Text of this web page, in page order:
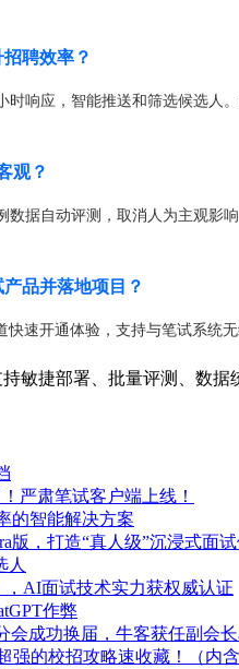
聘效率？
响应，智能推送和筛选候选人
观？
据自动评测，取消人为主观影
品并落地项目？
快速开通体验，支持与笔试系统
敏捷部署、批量评测、数
严肃笔试客户端上线！
的智能解决方案
，打造“真人级”沉浸式面试
人
AI面试技术实力获权威认证
作弊
会成功换届，牛客获任副会
强的校招攻略速收藏！（内含